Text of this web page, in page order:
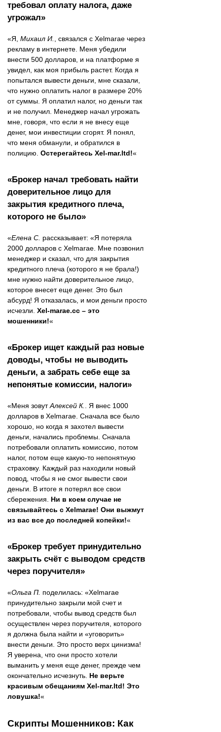
требовал оплату налога, даже
угрожал»
«Я, Михаил И., связался с Xelmarae через
рекламу в интернете. Меня убедили
внести 500 долларов, и на платформе я
увидел, как моя прибыль растет. Когда я
попытался вывести деньги, мне сказали,
что нужно оплатить налог в размере 20%
от суммы. Я оплатил налог, но деньги так
и не получил. Менеджер начал угрожать
мне, говоря, что если я не внесу еще
денег, мои инвестиции сгорят. Я понял,
что меня обманули, и обратился в
полицию. Остерегайтесь Xel-mar.ltd!«
«Брокер начал требовать найти
доверительное лицо для
закрытия кредитного плеча,
которого не было»
«Елена С. рассказывает: «Я потеряла
2000 долларов с Xelmarae. Мне позвонил
менеджер и сказал, что для закрытия
кредитного плеча (которого я не брала!)
мне нужно найти доверительное лицо,
которое внесет еще денег. Это был
абсурд! Я отказалась, и мои деньги просто
исчезли. Xel-marae.cc – это
мошенники!«
«Брокер ищет каждый раз новые
доводы, чтобы не выводить
деньги, а забрать себе еще за
непонятые комиссии, налоги»
«Меня зовутАлексей К.. Я внес 1000
долларов в Xelmarae. Сначала все было
хорошо, но когда я захотел вывести
деньги, начались проблемы. Сначала
потребовали оплатить комиссию, потом
налог, потом еще какую-то непонятную
страховку. Каждый раз находили новый
повод, чтобы я не смог вывести свои
деньги. В итоге я потерял все свои
сбережения. Ни в коем случае не
связывайтесь с Xelmarae! Они выжмут
из вас все до последней копейки!«
«Брокер требует принудительно
закрыть счёт с выводом средств
через поручителя»
«Ольга П. поделилась: «Xelmarae
принудительно закрыли мой счет и
потребовали, чтобы вывод средств был
осуществлен через поручителя, которого
я должна была найти и «уговорить»
внести деньги. Это просто верх цинизма!
Я уверена, что они просто хотели
выманить у меня еще денег, прежде чем
окончательно исчезнуть. Не верьте
красивым обещаниям Xel-mar.ltd! Это
ловушка!«
Скрипты Мошенников: Как